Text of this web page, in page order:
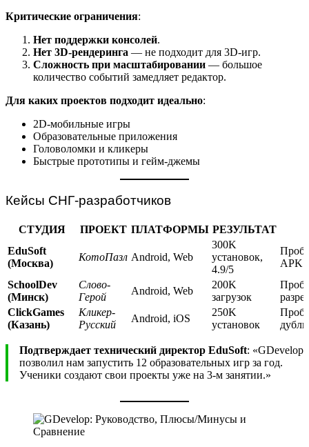
Критические ограничения:
Нет поддержки консолей.
Нет 3D-рендеринга — не подходит для 3D-игр.
Сложность при масштабировании — большое
количество событий замедляет редактор.
Для каких проектов подходит идеально:
2D-мобильные игры
Образовательные приложения
Головоломки и кликеры
Быстрые прототипы и гейм-джемы
Кейсы СНГ-разработчиков
СТУДИЯ ПРОЕКТ ПЛАТФОРМЫ РЕЗУЛЬТАТ
EduSoft
(Москва)
КотоПазл Android, Web
300K
установок,
4.9/5
APK
SchoolDev
(Минск)
Слово-
Герой
Android, Web
200K
загрузок
ClickGames
(Казань)
Кликер-
Русский
Android, iOS
250K
установок
Подтверждает технический директор EduSoft: «GDevelop
позволил нам запустить 12 образовательных игр за год.
Ученики создают свои проекты уже на 3-м занятии.»